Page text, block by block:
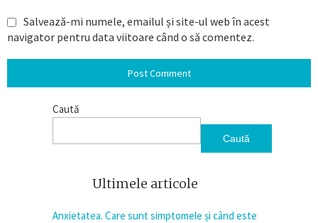
Salvează-mi numele, emailul și site-ul web în acest
navigator pentru data viitoare când o să comentez.
Caută
Caută
Ultimele articole
Anxietatea. Care sunt simptomele și când este